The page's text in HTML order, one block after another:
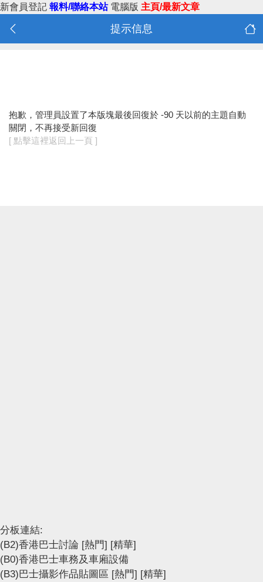
新會員登記 報料/聯絡本站 電腦版 主頁/最新文章
提示信息
抱歉，管理員設置了本版塊最後回復於 -90 天以前的主題自動
關閉，不再接受新回復
[ 點擊這裡返回上一頁 ]
分板連結:
(B2)香港巴士討論 [熱門] [精華]
(B0)香港巴士車務及車廂設備
(B3)巴士攝影作品貼圖區 [熱門] [精華]